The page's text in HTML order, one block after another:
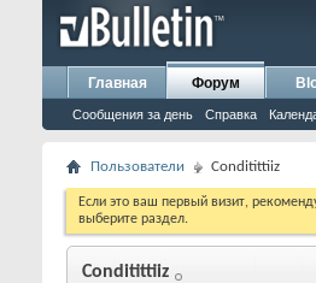
Главная Форум
Сообщения за день Справка
Пользователи Conditittiiz
Если это ваш первый визит,
выберите раздел.
Conditittiiz